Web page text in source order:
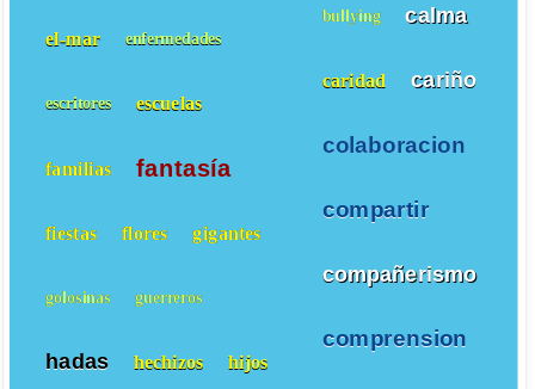
bullying calma
caridad cariño
colaboracion
compartir
compañerismo
comprension
el-mar enfermedades
escritores escuelas
familias fantasía
fiestas flores gigantes
golosinas guerreros
hadas hechizos hijos